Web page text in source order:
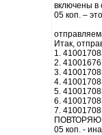
включены в
05 коп. – это
Итак,
1.
2.
3.
4.
5.
6.
7.
ПОВТОРЯЮ,
05 коп. -